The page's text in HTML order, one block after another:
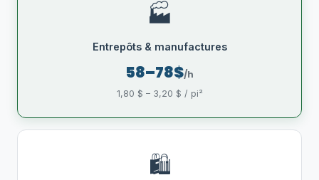
🏭
Entrepôts & manufactures
58–78$/h
1,80 $ – 3,20 $ / pi²
🛍️